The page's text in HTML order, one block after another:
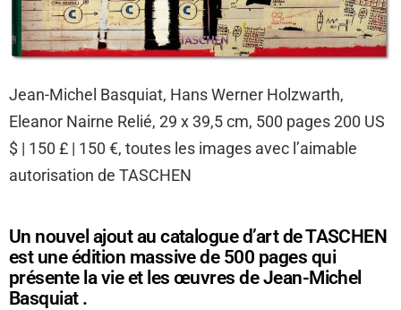
Jean-Michel Basquiat, Hans Werner Holzwarth,
Eleanor Nairne Relié, 29 x 39,5 cm, 500 pages 200 US
$ | 150 £ | 150 €, toutes les images avec l’aimable
autorisation de TASCHEN
Un nouvel ajout au catalogue d’art de TASCHEN
est une édition massive de 500 pages qui
présente la vie et les œuvres de Jean-Michel
Basquiat .